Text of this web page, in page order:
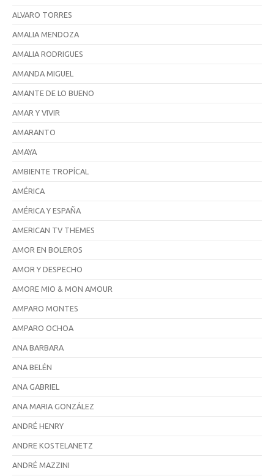
ALVARO TORRES
AMALIA MENDOZA
AMALIA RODRIGUES
AMANDA MIGUEL
AMANTE DE LO BUENO
AMAR Y VIVIR
AMARANTO
AMAYA
AMBIENTE TROPÍCAL
AMÉRICA
AMÉRICA Y ESPAÑA
AMERICAN TV THEMES
AMOR EN BOLEROS
AMOR Y DESPECHO
AMORE MIO & MON AMOUR
AMPARO MONTES
AMPARO OCHOA
ANA BARBARA
ANA BELÉN
ANA GABRIEL
ANA MARIA GONZÁLEZ
ANDRÉ HENRY
ANDRE KOSTELANETZ
ANDRÉ MAZZINI